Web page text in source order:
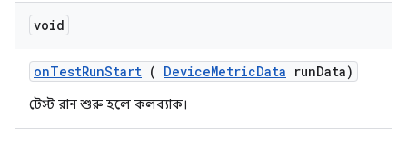
void
onTestRunStart ( DeviceMetricData runData)
টেস্ট রান শুরু হলে কলব্যাক।